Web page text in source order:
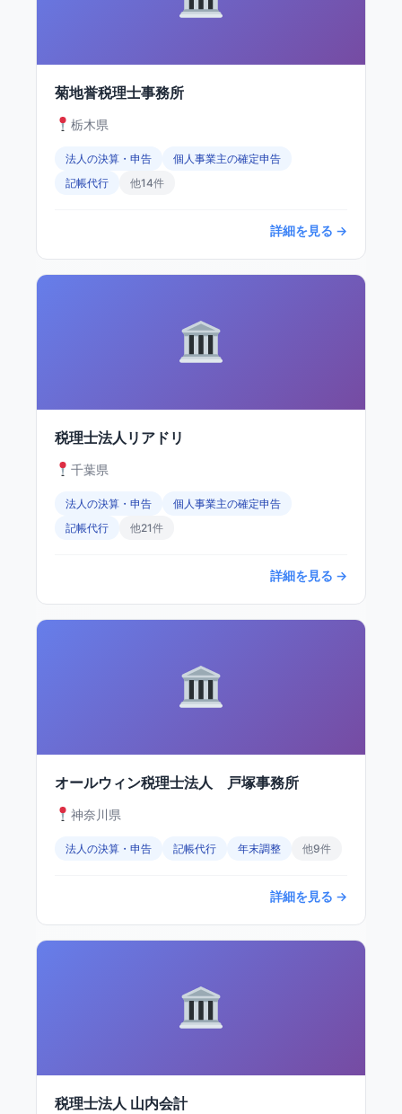
菊地誉税理士事務所
栃木県
法人の決算・申告
個人事業主の確定申告
記帳代行
他14件
詳細を見る →
税理士法人リアドリ
千葉県
法人の決算・申告
個人事業主の確定申告
記帳代行
他21件
詳細を見る →
オールウィン税理士法人 戸塚事務所
神奈川県
法人の決算・申告 記帳代行 年末調整 他9件
詳細を見る →
税理士法人 山内会計